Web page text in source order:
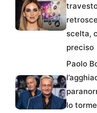
scelta,
preciso
Paolo
lo